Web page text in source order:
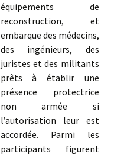
équipements de
reconstruction, et
embarque des médecins,
des ingénieurs, des
juristes et des militants
prêts à établir une
présence protectrice
non armée si
l’autorisation leur est
accordée. Parmi les
participants figurent